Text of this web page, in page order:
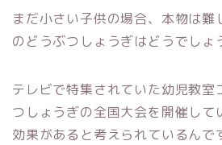
まだ小さい子供の場合、本物は難
のどうぶつしょうぎはどうでしょ
テレビで特集されていた幼児教室
つしょうぎの全国大会を開催して
効果があると考えられているんで